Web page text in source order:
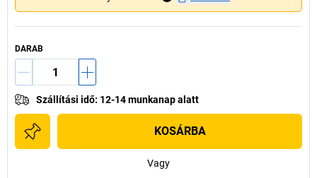
DARAB
Szállítási idő: 12-14 munkanap alatt
KOSÁRBA
Vagy